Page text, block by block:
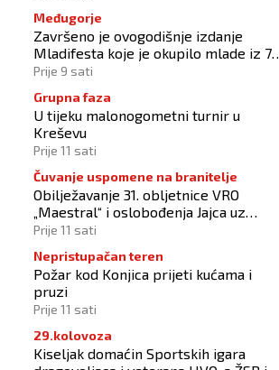
Međugorje
Završeno je ovogodišnje izdanje
Mladifesta koje je okupilo mlade iz 73
zemlje svijeta
Prije 9 sati
Grupna faza
U tijeku malonogometni turnir u
Kreševu
Prije 11 sati
Čuvanje uspomene na branitelje
Obilježavanje 31. obljetnice VRO
„Maestral“ i oslobođenja Jajca uz
pokroviteljstvo HNS-a BiH
Prije 11 sati
Nepristupačan teren
Požar kod Konjica prijeti kućama i
pruzi
Prije 11 sati
29.kolovoza
Kiseljak domaćin Sportskih igara